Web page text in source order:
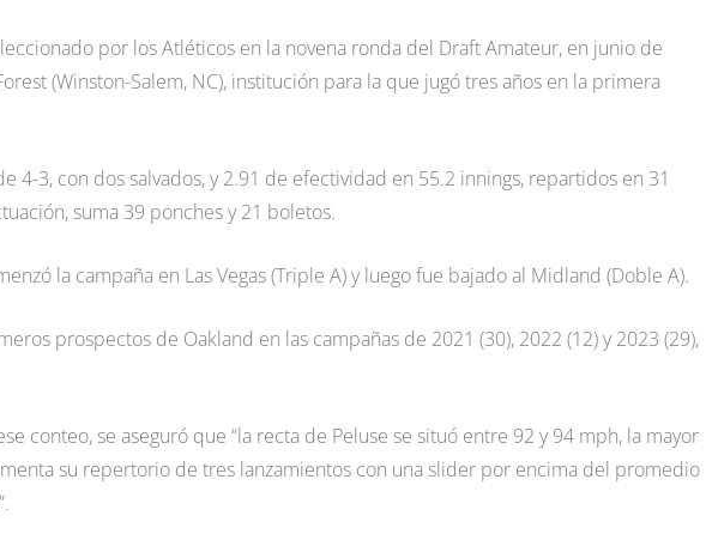
por los Atléticos en la novena ronda del Draft Amateur, en junio de
(Winston-Salem, NC), institución para la que jugó tres años en la primera
4-3, con dos salvados, y 2.91 de efectividad en 55.2 innings, repartidos en 31
suma 39 ponches y 21 boletos.
la campaña en Las Vegas (Triple A) y luego fue bajado al Midland (Doble A).
prospectos de Oakland en las campañas de 2021 (30), 2022 (12) y 2023 (29),
conteo, se aseguró que “la recta de Peluse se situó entre 92 y 94 mph, la mayor
su repertorio de tres lanzamientos con una slider por encima del promedio